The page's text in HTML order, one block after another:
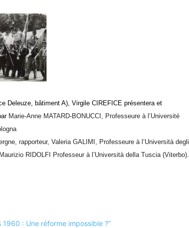
Deleuze, bâtiment A), Virgile CIREFICE présentera et
Marie-Anne MATARD-BONUCCI, Professeure à l’Université
rapporteur, Valeria GALIMI, Professeure à l’Università degli
RIDOLFI Professeur à l’Università della Tuscia (Viterbo).
: Une réforme impossible ?”